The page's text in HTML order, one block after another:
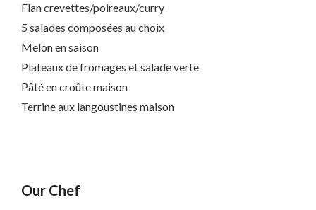
Flan crevettes/poireaux/curry
5 salades composées au choix
Melon en saison
Plateaux de fromages et salade verte
Pâté en croûte maison
Terrine aux langoustines maison
Our Chef